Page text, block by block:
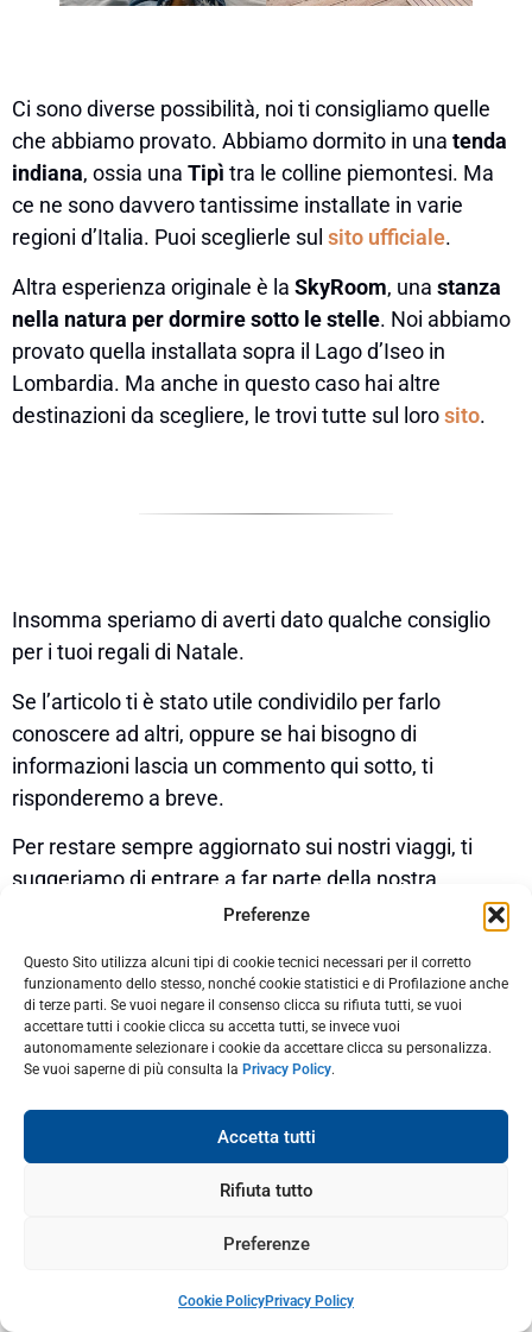
Preferenze
Questo Sito utilizza alcuni tipi di cookie tecnici necessari per il corretto
funzionamento dello stesso, nonché cookie statistici e di Profilazione anche
di terze parti. Se vuoi negare il consenso clicca su rifiuta tutti, se vuoi
accettare tutti i cookie clicca su accetta tutti, se invece vuoi
autonomamente selezionare i cookie da accettare clicca su personalizza.
Se vuoi saperne di più consulta la Privacy Policy.
Accetta tutti
Rifiuta tutto
Preferenze
Cookie PolicyPrivacy Policy
Ci sono diverse possibilità, noi ti consigliamo quelle
che abbiamo provato. Abbiamo dormito in una tenda
indiana, ossia una Tipì tra le colline piemontesi. Ma
ce ne sono davvero tantissime installate in varie
regioni d’Italia. Puoi sceglierle sul sito ufficiale.
Altra esperienza originale è la SkyRoom, una stanza
nella natura per dormire sotto le stelle. Noi abbiamo
provato quella installata sopra il Lago d’Iseo in
Lombardia. Ma anche in questo caso hai altre
destinazioni da scegliere, le trovi tutte sul lorosito.
Insomma speriamo di averti dato qualche consiglio
per i tuoi regali di Natale.
Se l’articolo ti è stato utile condividilo per farlo
conoscere ad altri, oppure se hai bisogno di
informazioni lascia un commento qui sotto, ti
risponderemo a breve.
Per restare sempre aggiornato sui nostri viaggi, ti
suggeriamo di entrare a far parte della nostra
community di viaggiatori, iscrivendoti alla
newsletter,
3 Responses